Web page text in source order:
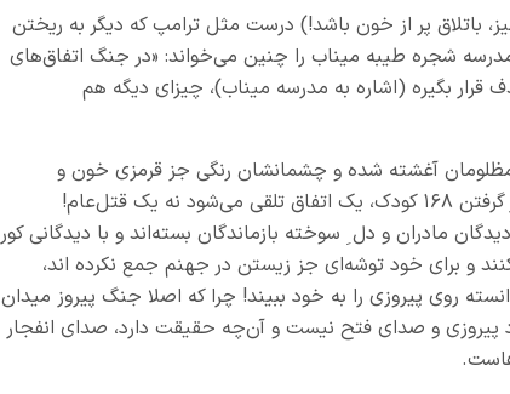
باتلاق پر از خون باشد!) درست مثل ترامپ که دیگر به ریختن
شجره طیبه میناب را چنین می‌خواند: «در جنگ اتفاق‌های
بگیره (اشاره به مدرسه میناب)، چیزای دیگه هم
آغشته شده و چشمانشان رنگی جز قرمزی خون و
سیاهی قساوت و ظلم ندیده، مشخص است که هدف قرار گرفتن ۱۶۸ کودک، یک اتفاق تلقی می‌شود نه یک قتل‌عام!
مادران و دل ِ سوخته بازماندگان بسته‌اند و با دیدگانی کور
و برای خود توشه‌ای جز زیستن در جهنم جمع نکرده اند،
روی پیروزی را به خود ببیند! چرا که اصلا جنگ پیروز میدان
پیروزی و صدای فتح نیست و آن‌چه حقیقت دارد، صدای انفجار